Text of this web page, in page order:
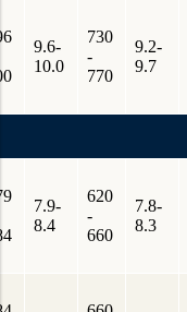
9.6-
10.0
730
-
770
9.2-
9.7
7.9-
8.4
620
-
660
7.8-
8.3